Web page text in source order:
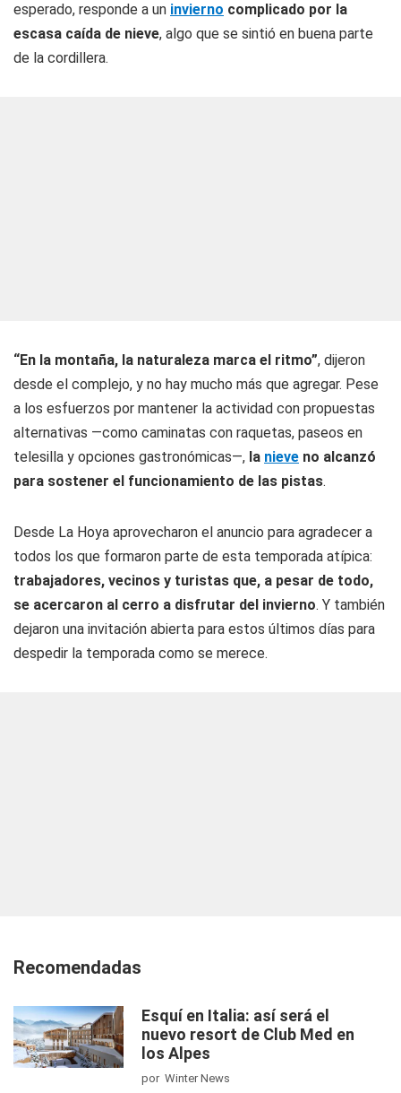
esperado, responde a un invierno complicado por la
escasa caída de nieve, algo que se sintió en buena parte
de la cordillera.
“En la montaña, la naturaleza marca el ritmo”, dijeron
desde el complejo, y no hay mucho más que agregar. Pese
a los esfuerzos por mantener la actividad con propuestas
alternativas —como caminatas con raquetas, paseos en
telesilla y opciones gastronómicas—, la nieve no alcanzó
para sostener el funcionamiento de las pistas.
Desde La Hoya aprovecharon el anuncio para agradecer a
todos los que formaron parte de esta temporada atípica:
trabajadores, vecinos y turistas que, a pesar de todo,
se acercaron al cerro a disfrutar del invierno. Y también
dejaron una invitación abierta para estos últimos días para
despedir la temporada como se merece.
Recomendadas
Esquí en Italia: así será el
nuevo resort de Club Med en
los Alpes
por Winter News